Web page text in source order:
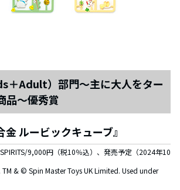
＋Adult）部門～主に大人をター
品～優秀賞
金 ルービックキューブ』
9,000円（税10％込）、発売予定（2024年10
& © Spin Master Toys UK Limited. Used under